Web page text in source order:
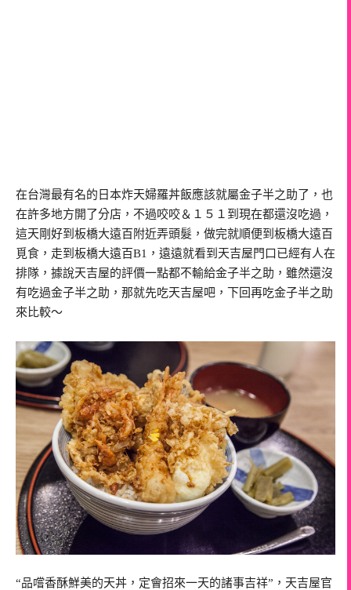
在台灣最有名的日本炸天婦羅丼飯應該就屬金子半之助了，也
在許多地方開了分店，不過咬咬＆１５１到現在都還沒吃過，
這天剛好到板橋大遠百附近弄頭髮，做完就順便到板橋大遠百
覓食，走到板橋大遠百B1，遠遠就看到天吉屋門口已經有人在
排隊，據說天吉屋的評價一點都不輸給金子半之助，雖然還沒
有吃過金子半之助，那就先吃天吉屋吧，下回再吃金子半之助
來比較～
“品嚐香酥鮮美的天丼，定會招來一天的諸事吉祥”，天吉屋官